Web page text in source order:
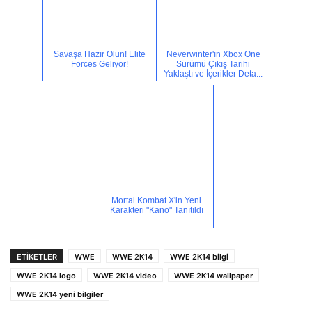
Savaşa Hazır Olun! Elite
Forces Geliyor!
Neverwinter'ın Xbox One
Sürümü Çıkış Tarihi
Yaklaştı ve İçerikler Deta...
Mortal Kombat X'in Yeni
Karakteri "Kano" Tanıtıldı
ETİKETLER WWE WWE 2K14
WWE 2K14 bilgi
WWE 2K14 logo
WWE 2K14 video
WWE 2K14 wallpaper
WWE 2K14 yeni bilgiler